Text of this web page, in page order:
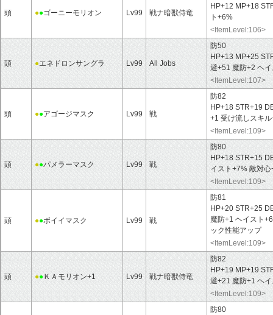
頭 ●●ゴーニーモリオン Lv99 戦ナ暗獣侍竜
HP+12 MP+18
ト+6%
<ItemLevel:106>
頭 ●エネドロンサングラ Lv99 All Jobs
防50
HP+13 MP+25
避+51 魔防+2 ヘ
<ItemLevel:107>
頭 ●●アゴージマスク Lv99 戦
防82
HP+18 STR+19
+1 受け流しスキ
<ItemLevel:109>
頭 ●●パメラーマスク Lv99 戦
防80
HP+18 STR+15
イスト+7% 敵対
<ItemLevel:109>
頭 ●●ボイイマスク Lv99 戦
防81
HP+20 STR+25
魔防+1 ヘイスト
ック性能アップ
<ItemLevel:109>
頭 ●●ＫＡモリオン+1 Lv99 戦ナ暗獣侍竜
防82
HP+19 MP+19
避+21 魔防+1 ヘ
<ItemLevel:109>
防80